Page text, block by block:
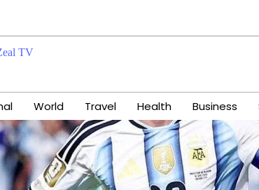
World Travel Health Business